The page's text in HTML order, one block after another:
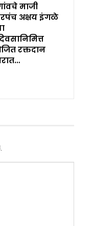
माजी
अक्षय इंगळे
रक्तदान